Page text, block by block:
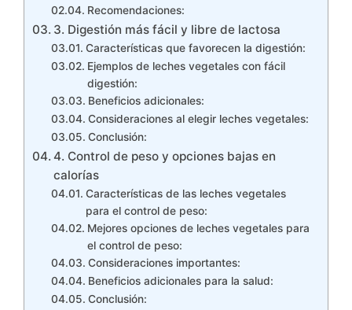
Recomendaciones:
3. Digestión más fácil y libre de lactosa
Características que favorecen la digestión:
Ejemplos de leches vegetales con fácil
digestión:
Beneficios adicionales:
Consideraciones al elegir leches vegetales:
Conclusión:
4. Control de peso y opciones bajas en
calorías
Características de las leches vegetales
para el control de peso:
Mejores opciones de leches vegetales para
el control de peso:
Consideraciones importantes:
Beneficios adicionales para la salud:
Conclusión: